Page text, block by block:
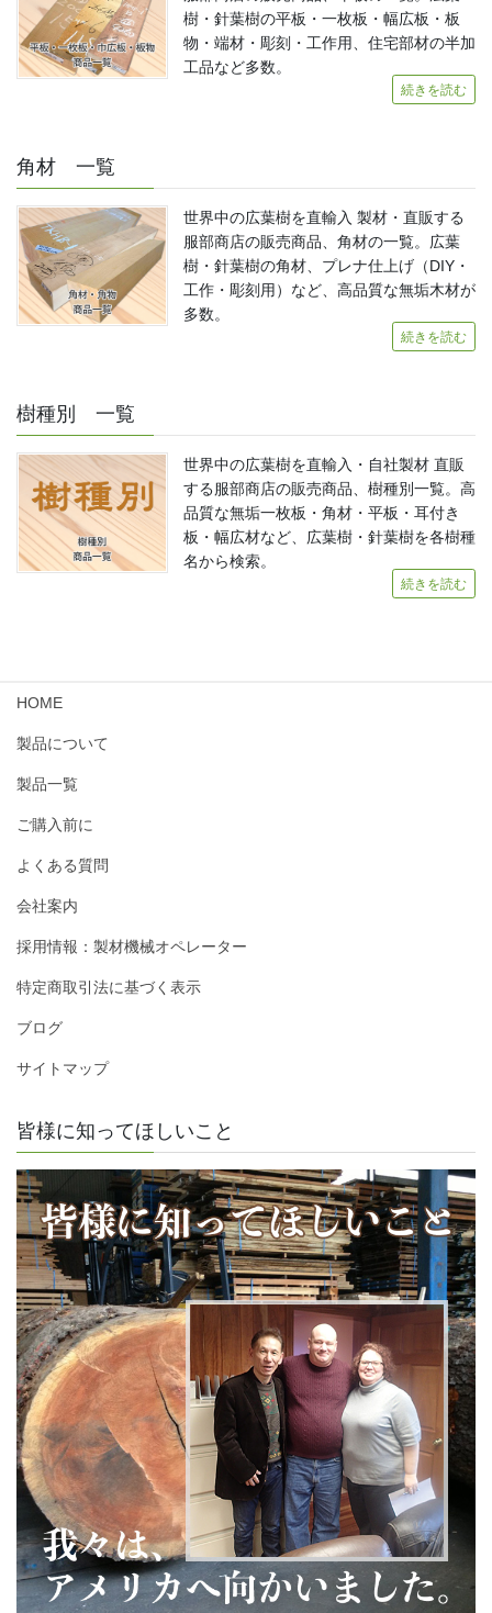
樹・針葉樹の平板・一枚板・幅広板・板
物・端材・彫刻・工作用、住宅部材の半加
工品など多数。
続きを読む
角材 一覧
世界中の広葉樹を直輸入 製材・直販する
服部商店の販売商品、角材の一覧。広葉
樹・針葉樹の角材、プレナ仕上げ（DIY・
工作・彫刻用）など、高品質な無垢木材が
多数。
続きを読む
樹種別 一覧
世界中の広葉樹を直輸入・自社製材 直販
する服部商店の販売商品、樹種別一覧。高
品質な無垢一枚板・角材・平板・耳付き
板・幅広材など、広葉樹・針葉樹を各樹種
名から検索。
続きを読む
HOME
製品について
製品一覧
ご購入前に
よくある質問
会社案内
採用情報：製材機械オペレーター
特定商取引法に基づく表示
ブログ
サイトマップ
皆様に知ってほしいこと